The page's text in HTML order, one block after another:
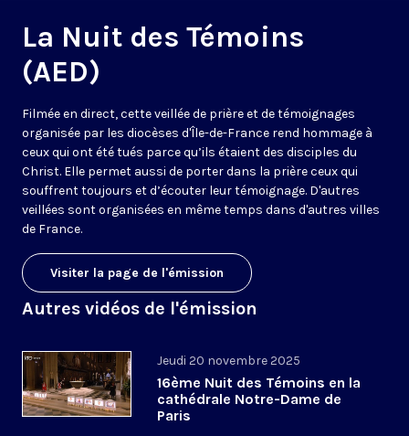
La Nuit des Témoins
(AED)
Filmée en direct, cette veillée de prière et de témoignages
organisée par les diocèses d'Île-de-France rend hommage à
ceux qui ont été tués parce qu’ils étaient des disciples du
Christ. Elle permet aussi de porter dans la prière ceux qui
souffrent toujours et d’écouter leur témoignage. D'autres
veillées sont organisées en même temps dans d'autres villes
de France.
Visiter la page de l'émission
Autres vidéos de l'émission
Jeudi 20 novembre 2025
16ème Nuit des Témoins en la
cathédrale Notre-Dame de
Paris